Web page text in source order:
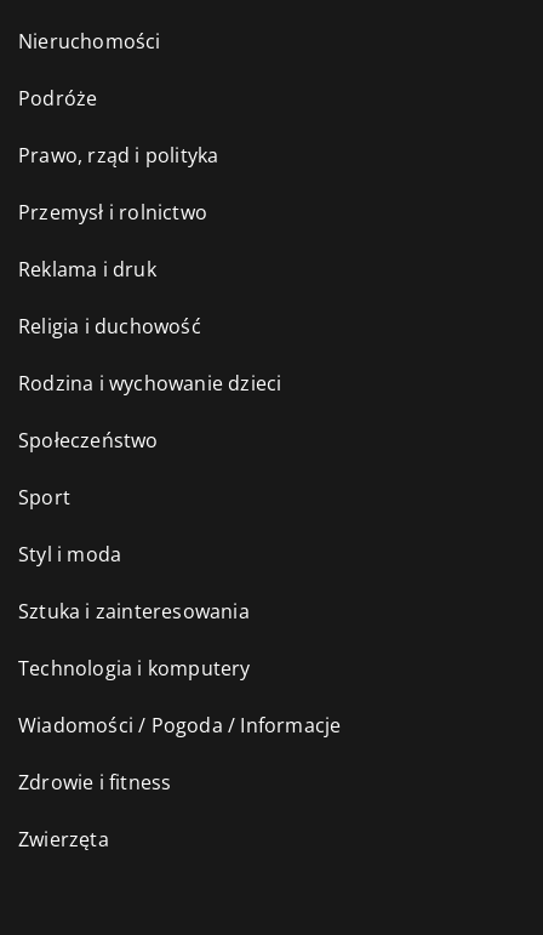
Nieruchomości
Podróże
Prawo, rząd i polityka
Przemysł i rolnictwo
Reklama i druk
Religia i duchowość
Rodzina i wychowanie dzieci
Społeczeństwo
Sport
Styl i moda
Sztuka i zainteresowania
Technologia i komputery
Wiadomości / Pogoda / Informacje
Zdrowie i fitness
Zwierzęta